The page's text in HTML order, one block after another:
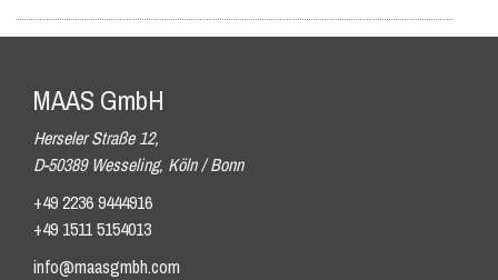
MAAS GmbH
Herseler Straße 12,
D-50389 Wesseling, Köln / Bonn
+49 2236 9444916
+49 1511 5154013
info@maasgmbh.com